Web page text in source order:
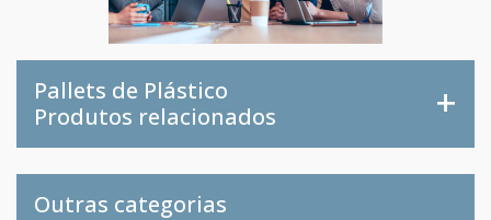
Pallets de Plástico
Produtos relacionados
Outras categorias